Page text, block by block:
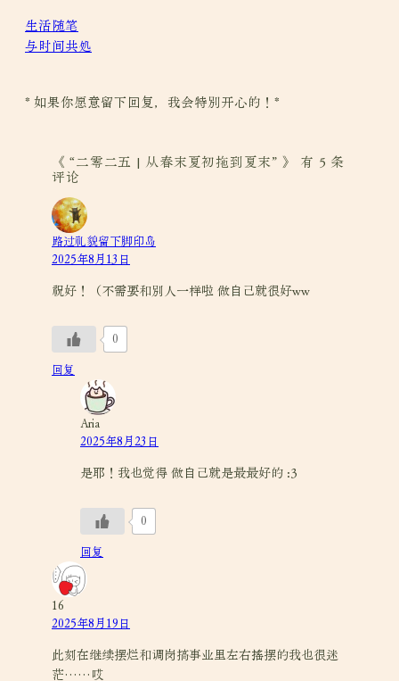
生活随笔
与时间共处
* 如果你愿意留下回复，我会特别开心的！*
《 “二零二五 | 从春末夏初拖到夏末” 》 有 5 条
评论
路过礼貌留下脚印岛
2025年8月13日
祝好！（不需要和别人一样啦 做自己就很好ww
0
回复
Aria
2025年8月23日
是耶！我也觉得 做自己就是最最好的 :3
0
回复
16
2025年8月19日
此刻在继续摆烂和调岗搞事业里左右摇摆的我也很迷
茫……哎